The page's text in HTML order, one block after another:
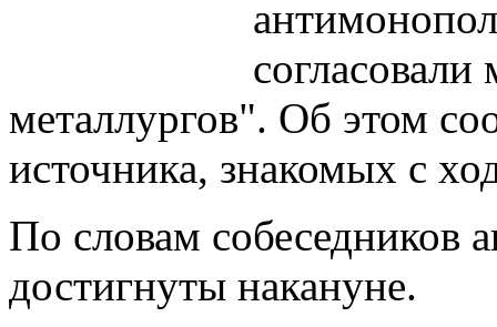
металлургов". Об этом
источника, знакомых с
По словам собеседников
достигнуты накануне.